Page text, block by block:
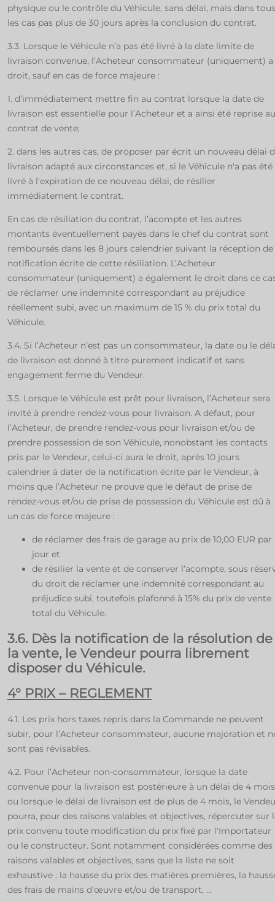
physique ou le contrôle du Véhicule, sans délai, mais dans tous
les cas pas plus de 30 jours après la conclusion du contrat.
3.3. Lorsque le Véhicule n’a pas été livré à la date limite de
livraison convenue, l’Acheteur consommateur (uniquement) a
droit, sauf en cas de force majeure :
1. d’immédiatement mettre fin au contrat lorsque la date de
livraison est essentielle pour l’Acheteur et a ainsi été reprise au
contrat de vente;
2. dans les autres cas, de proposer par écrit un nouveau délai
livraison adapté aux circonstances et, si le Véhicule n'a pas été
livré à l'expiration de ce nouveau délai, de résilier
immédiatement le contrat.
En cas de résiliation du contrat, l’acompte et les autres
montants éventuellement payés dans le chef du contrat sont
remboursés dans les 8 jours calendrier suivant la réception de
notification écrite de cette résiliation. L’Acheteur
consommateur (uniquement) a également le droit dans ce
de réclamer une indemnité correspondant au préjudice
réellement subi, avec un maximum de 15 % du prix total du
Véhicule.
3.4. Si l’Acheteur n’est pas un consommateur, la date ou le
de livraison est donné à titre purement indicatif et sans
engagement ferme du Vendeur.
3.5. Lorsque le Véhicule est prêt pour livraison, l’Acheteur sera
invité à prendre rendez-vous pour livraison. A défaut, pour
l’Acheteur, de prendre rendez-vous pour livraison et/ou de
prendre possession de son Véhicule, nonobstant les contacts
pris par le Vendeur, celui-ci aura le droit, après 10 jours
calendrier à dater de la notification écrite par le Vendeur, à
moins que l’Acheteur ne prouve que le défaut de prise de
rendez-vous et/ou de prise de possession du Véhicule est dû à
un cas de force majeure :
de réclamer des frais de garage au prix de 10,00 EUR par
jour et
de résilier la vente et de conserver l’acompte, sous
du droit de réclamer une indemnité correspondant au
préjudice subi, toutefois plafonné à 15% du prix de vente
total du Véhicule.
3.6. Dès la notification de la résolution de
la vente, le Vendeur pourra librement
disposer du Véhicule.
4° PRIX – REGLEMENT
4.1. Les prix hors taxes repris dans la Commande ne peuvent
subir, pour l’Acheteur consommateur, aucune majoration et
sont pas révisables.
4.2. Pour l’Acheteur non-consommateur, lorsque la date
convenue pour la livraison est postérieure à un délai de 4 mois
ou lorsque le délai de livraison est de plus de 4 mois, le
pourra, pour des raisons valables et objectives, répercuter sur
prix convenu toute modification du prix fixé par l'Importateur
ou le constructeur. Sont notamment considérées comme des
raisons valables et objectives, sans que la liste ne soit
exhaustive : la hausse du prix des matières premières, la
des frais de mains d’œuvre et/ou de transport, …